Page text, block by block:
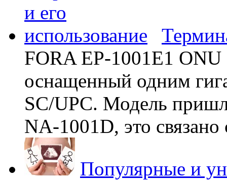
FORA EP-1001E1 ONU
оснащенный одним
SC/UPC. Модель
NA-1001D, это связано
Популярные и